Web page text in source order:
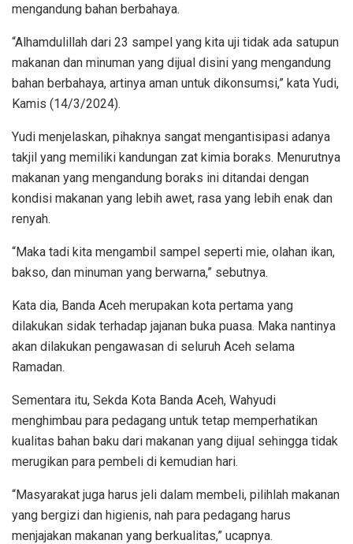
mengandung bahan berbahaya.
“Alhamdulillah dari 23 sampel yang kita uji tidak ada satupun
makanan dan minuman yang dijual disini yang mengandung
bahan berbahaya, artinya aman untuk dikonsumsi,” kata Yudi,
Kamis (14/3/2024).
Yudi menjelaskan, pihaknya sangat mengantisipasi adanya
takjil yang memiliki kandungan zat kimia boraks. Menurutnya
makanan yang mengandung boraks ini ditandai dengan
kondisi makanan yang lebih awet, rasa yang lebih enak dan
renyah.
“Maka tadi kita mengambil sampel seperti mie, olahan ikan,
bakso, dan minuman yang berwarna,” sebutnya.
Kata dia, Banda Aceh merupakan kota pertama yang
dilakukan sidak terhadap jajanan buka puasa. Maka nantinya
akan dilakukan pengawasan di seluruh Aceh selama
Ramadan.
Sementara itu, Sekda Kota Banda Aceh, Wahyudi
menghimbau para pedagang untuk tetap memperhatikan
kualitas bahan baku dari makanan yang dijual sehingga tidak
merugikan para pembeli di kemudian hari.
“Masyarakat juga harus jeli dalam membeli, pilihlah makanan
yang bergizi dan higienis, nah para pedagang harus
menjajakan makanan yang berkualitas,” ucapnya.